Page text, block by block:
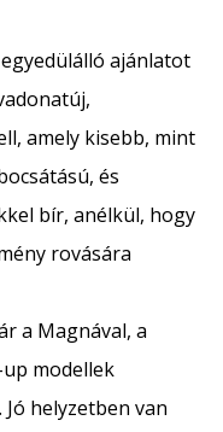
ajánlatot
amely kisebb, mint
és
bír, anélkül, hogy
rovására
a Magnával, a
modellek
helyzetben van